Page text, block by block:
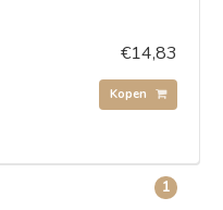
€14,83
Kopen
1